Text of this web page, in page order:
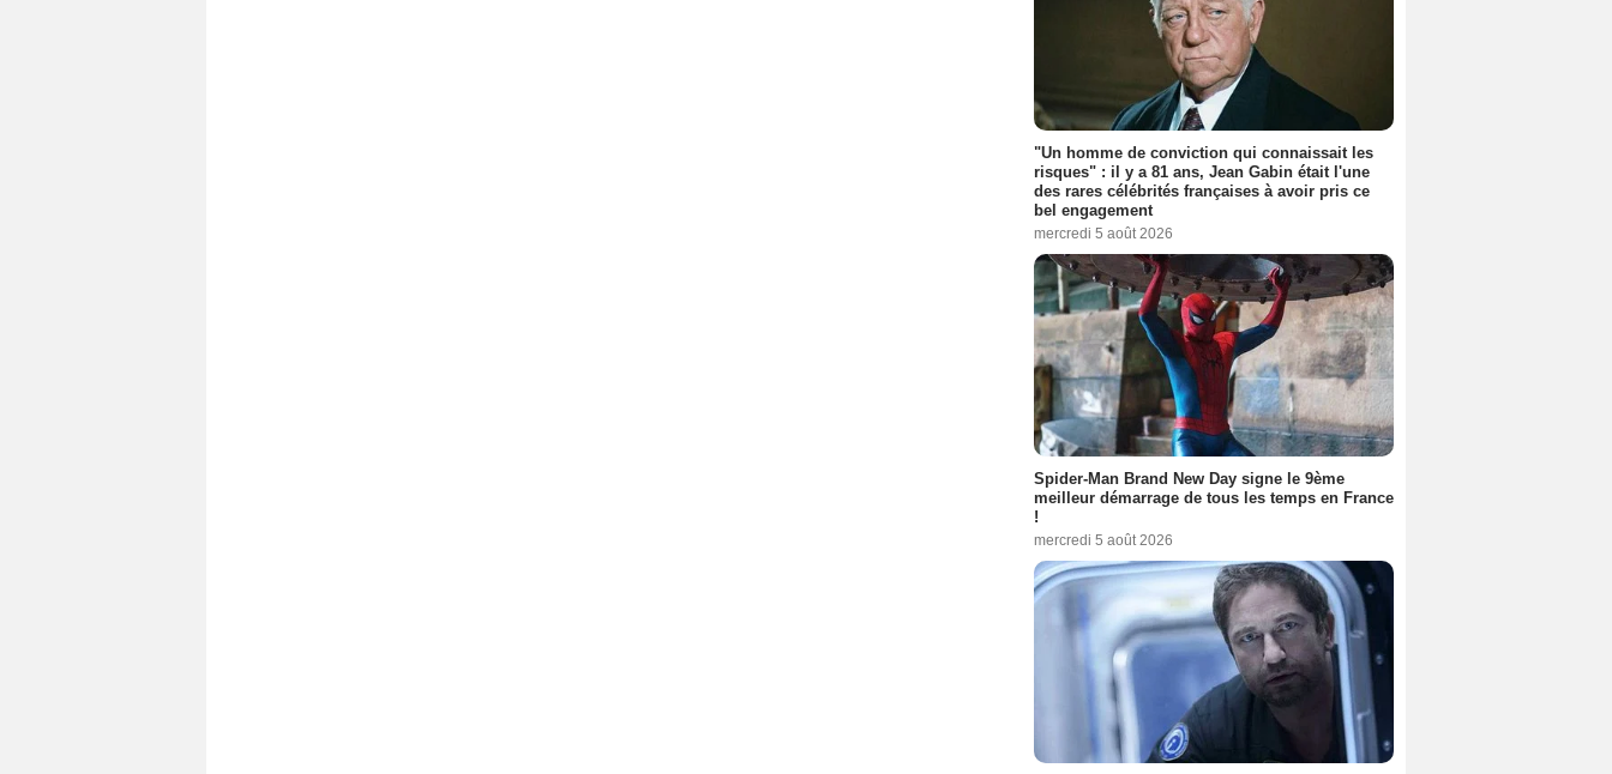
"Un homme de conviction qui connaissait les
risques" : il y a 81 ans, Jean Gabin était l'une
des rares célébrités françaises à avoir pris ce
bel engagement
mercredi 5 août 2026
Spider-Man Brand New Day signe le 9ème
meilleur démarrage de tous les temps en France
!
mercredi 5 août 2026